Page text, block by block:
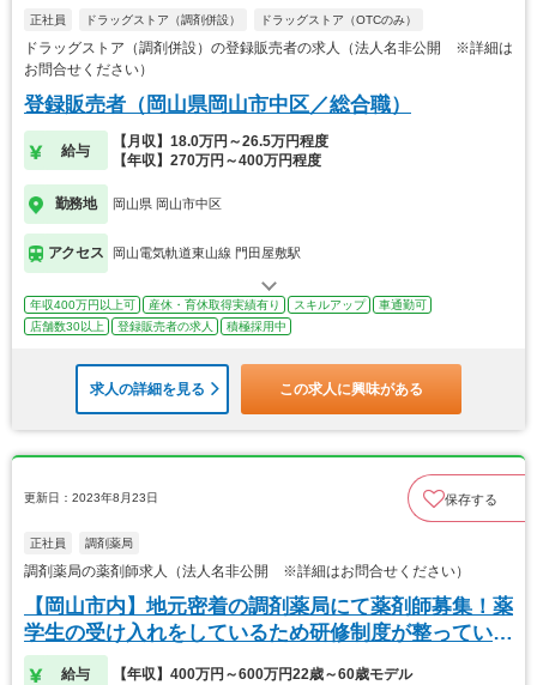
正社員 ドラッグストア（調剤併設） ドラッグストア（OTCのみ）
ドラッグストア（調剤併設）の登録販売者の求人（法人名非公開 ※詳細は
お問合せください）
登録販売者（岡山県岡山市中区／総合職）
給与
【月収】18.0万円～26.5万円程度
【年収】270万円～400万円程度
勤務地 岡山県 岡山市中区
アクセス 岡山電気軌道東山線 門田屋敷駅
年収400万円以上可 産休・育休取得実績有り スキルアップ
車通勤可
店舗数30以上
登録販売者の求人 積極採用中
求人の詳細を見る この求人に興味がある
更新日：2023年8月23日 保存する
正社員 調剤薬局
調剤薬局の薬剤師求人（法人名非公開 ※詳細はお問合せください）
【岡山市内】地元密着の調剤薬局にて薬剤師募集！薬
学生の受け入れをしているため研修制度が整っていま
す！
給与 【年収】400万円～600万円22歳～60歳モデル